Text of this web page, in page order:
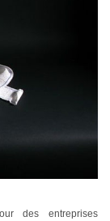
des entreprises